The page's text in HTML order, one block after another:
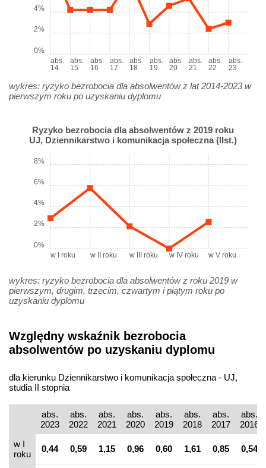
abs.
14
abs.
15
abs.
16
abs.
17
abs.
18
abs.
19
abs.
20
abs.
21
abs.
22
abs.
23
0%
2%
4%
wykres: ryzyko bezrobocia dla absolwentów z lat 2014-2023 w
pierwszym roku po uzyskaniu dyplomu
Ryzyko bezrobocia dla absolwentów z 2019 roku
UJ, Dziennikarstwo i komunikacja społeczna (IIst.)
w I roku w II roku w III roku w IV roku w V roku
0%
2%
4%
6%
8%
wykres: ryzyko bezrobocia dla absolwentów z roku 2019 w
pierwszym, drugim, trzecim, czwartym i piątym roku po
uzyskaniu dyplomu
Względny wskaźnik bezrobocia
absolwentów po uzyskaniu dyplomu
dla kierunku Dziennikarstwo i komunikacja społeczna - UJ,
studia II stopnia
abs.
2023
abs.
2022
abs.
2021
abs.
2020
abs.
2019
abs.
2018
abs.
2017
abs.
2016
w I
roku
0,44 0,59 1,15 0,96 0,60 1,61 0,85 0,54